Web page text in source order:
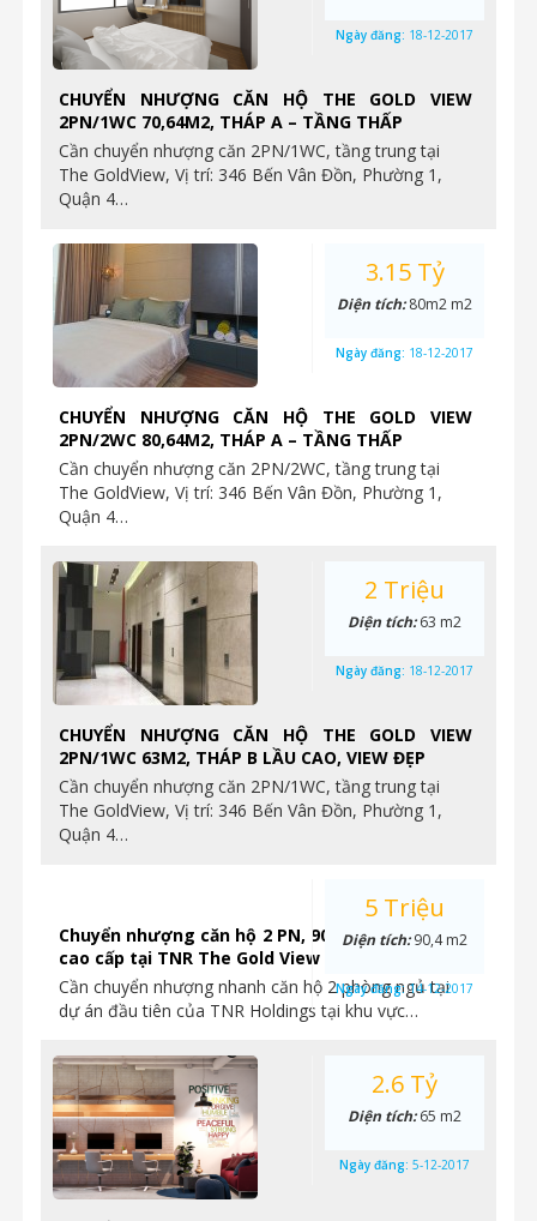
CHUYỂN NHƯỢNG CĂN HỘ THE GOLD VIEW
2PN/1WC 70,64M2, THÁP A – TẦNG THẤP
Cần chuyển nhượng căn 2PN/1WC, tầng trung tại
The GoldView, Vị trí: 346 Bến Vân Đồn, Phường 1,
Quận 4…
Ngày đăng: 18-12-2017
CHUYỂN NHƯỢNG CĂN HỘ THE GOLD VIEW
2PN/2WC 80,64M2, THÁP A – TẦNG THẤP
Cần chuyển nhượng căn 2PN/2WC, tầng trung tại
The GoldView, Vị trí: 346 Bến Vân Đồn, Phường 1,
Quận 4…
3.15 Tỷ
Diện tích:80m2 m2
Ngày đăng: 18-12-2017
CHUYỂN NHƯỢNG CĂN HỘ THE GOLD VIEW
2PN/1WC 63M2, THÁP B LẦU CAO, VIEW ĐẸP
Cần chuyển nhượng căn 2PN/1WC, tầng trung tại
The GoldView, Vị trí: 346 Bến Vân Đồn, Phường 1,
Quận 4…
2 Triệu
Diện tích:63 m2
Ngày đăng: 18-12-2017
Chuyển nhượng căn hộ 2 PN, 90.4m2, hoàn thiện
cao cấp tại TNR The Gold View
Cần chuyển nhượng nhanh căn hộ 2 phòng ngủ tại
dự án đầu tiên của TNR Holdings tại khu vực…
5 Triệu
Diện tích:90,4 m2
Ngày đăng:14-12-2017
2.6 Tỷ
Diện tích:65 m2
Ngày đăng: 5-12-2017